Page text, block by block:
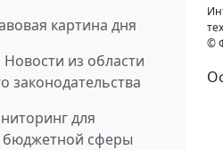
картина дня
из области
законодательства
для
бюджетной сферы
©